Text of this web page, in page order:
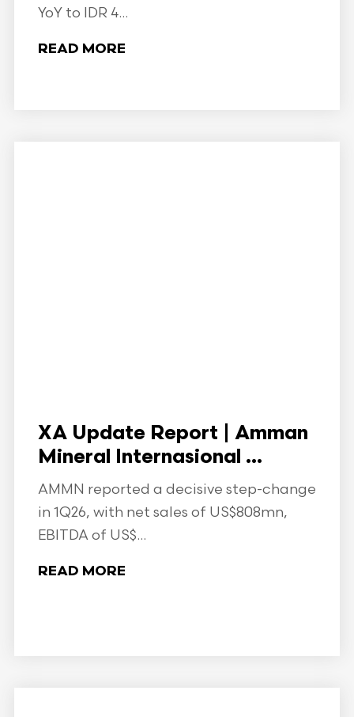
YoY to IDR 4...
READ MORE
XA Update Report | Amman
Mineral Internasional ...
AMMN reported a decisive step-change
in 1Q26, with net sales of US$808mn,
EBITDA of US$...
READ MORE